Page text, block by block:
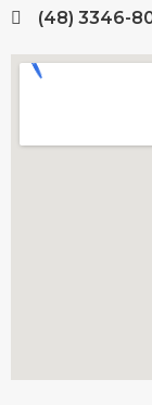
(48) 3346-